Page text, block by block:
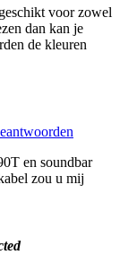
voor zowel
dan kan je
de kleuren
en soundbar
zou u mij